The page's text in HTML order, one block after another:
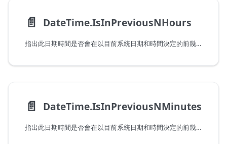
📄️ DateTime.IsInPreviousNHours
指出此日期時間是否會在以目前系統日期和時間決定的前幾小時發生。請注意，傳遞會在目前小時發生的值時，此函式會傳回 false。
📄️ DateTime.IsInPreviousNMinutes
指出此日期時間是否會在以目前系統日期和時間決定的前幾分鐘發生。請注意，傳遞會在目前分鐘發生的值時，此函式會傳回 false。